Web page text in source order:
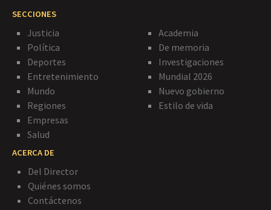
SECCIONES
Justicia
Política
Deportes
Entretenimiento
Mundo
Regiones
Empresas
Salud
Academia
De memoria
Investigaciones
Mundial 2026
Nuevo gobierno
Estilo de vida
ACERCA DE
Del Director
Quiénes somos
Contáctenos